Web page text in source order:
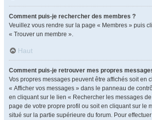
Comment puis-je rechercher des membres ?
Veuillez vous rendre sur la page « Membres » puis
« Trouver un membre ».
Haut
Comment puis-je retrouver mes propres
Vos propres messages peuvent être affichés soit en
« Afficher vos messages » dans le panneau de
en cliquant sur le lien « Rechercher les messages
page de votre propre profil ou soit en cliquant sur le
situé sur la partie supérieure du forum. Pour